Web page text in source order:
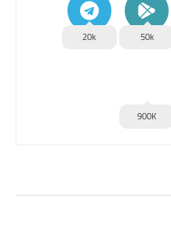
50k
20k
900K